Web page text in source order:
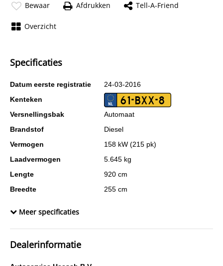
Bewaar Afdrukken Tell-A-Friend
Overzicht
Specificaties
Datum eerste registratie
24-03-2016
Kenteken
61-BXX-8
Versnellingsbak
Automaat
Brandstof
Diesel
Vermogen
158 kW (215 pk)
Laadvermogen
5.645 kg
Lengte
920 cm
Breedte
255 cm
Aantal cilinders
Kleur
Meer specificaties
Dealerinformatie